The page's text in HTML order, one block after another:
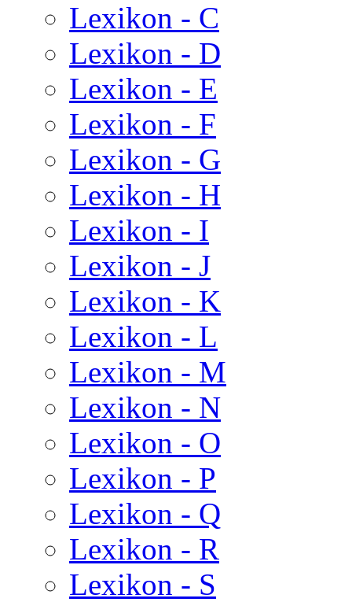
Lexikon - C
Lexikon - D
Lexikon - E
Lexikon - F
Lexikon - G
Lexikon - H
Lexikon - I
Lexikon - J
Lexikon - K
Lexikon - L
Lexikon - M
Lexikon - N
Lexikon - O
Lexikon - P
Lexikon - Q
Lexikon - R
Lexikon - S